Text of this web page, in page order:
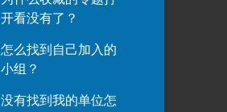
开看没有了？
怎么找到自己加入的
小组？
没有找到我的单位怎